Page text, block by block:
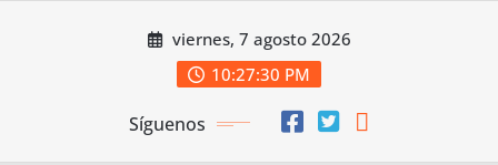
viernes, 7 agosto 2026
10:27:31 PM
Síguenos